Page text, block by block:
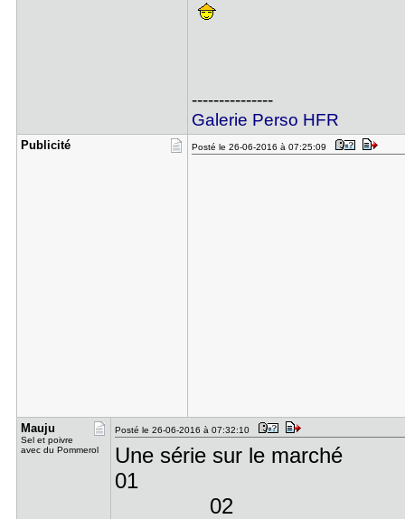
---------------
Galerie Perso HFR
Publicité Posté le 26-06-2016 à 07:25:09
Mauju
Sel et poivre
avec du Pommerol
Posté le 26-06-2016 à 07:32:10
Une série sur le marché
02